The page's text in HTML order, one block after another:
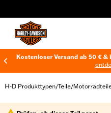
Kostenloser Versand ab 50 €
H-D Produkttypen/Teile/